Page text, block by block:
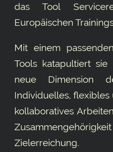
das Tool
Europäischen
Mit einem
Tools katapultiert
neue Dimension
Individuelles,
kollaboratives
Ziel­erreichung.